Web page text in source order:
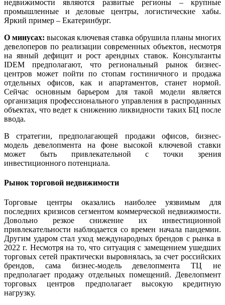
недвижимости являются развитые регионы – крупные
промышленные и деловые центры, логистические хабы.
Яркий пример – Екатеринбург.
О минусах: высокая ключевая ставка обрушила планы многих
девелоперов по реализации современных объектов, несмотря
на явный дефицит и рост арендных ставок. Консультанты
IDEM предполагают, что региональный рынок бизнес-
центров может пойти по стопам гостиничного и продажа
отдельных офисов, как и апартаментов, станет нормой.
Сейчас основным барьером для такой модели является
организация профессионального управления в распроданных
объектах, что ведет к снижению ликвидности таких БЦ после
ввода.
В стратегии, предполагающей продажи офисов, бизнес-
модель девелопмента на фоне высокой ключевой ставки
может быть привлекательной с точки зрения
инвестиционного потенциала.
Рынок торговой недвижимости
Торговые центры оказались наиболее уязвимым для
последних кризисов сегментом коммерческой недвижимости.
Довольно резкое снижение их инвестиционной
привлекательности наблюдается со времен начала пандемии.
Другим ударом стал уход международных брендов с рынка в
2022 г. Несмотря на то, что ситуация с замещением ушедших
торговых сетей практически выровнялась, за счет российских
брендов, сама бизнес-модель девелопмента ТЦ не
предполагает продажу отдельных помещений. Девелопмент
торговых центров предполагает высокую кредитную
нагрузку.